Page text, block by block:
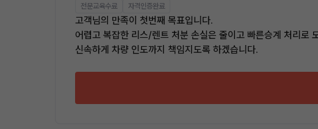
전문교육수료 자격인증완료
고객님의 만족이 첫번째 목표입니다.
어렵고 복잡한 리스/렌트 처분 손실은 줄이고 빠른승계 처리로
신속하게 차량 인도까지 책임지도록 하겠습니다.